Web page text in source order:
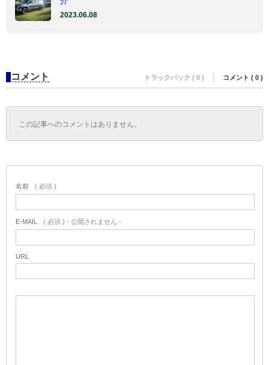
2023.06.08
コメント トラックバック ( 0 ) コメント ( 0 )
この記事へのコメントはありません。
名前 ( 必須 )
E-MAIL ( 必須 ) - 公開されません -
URL